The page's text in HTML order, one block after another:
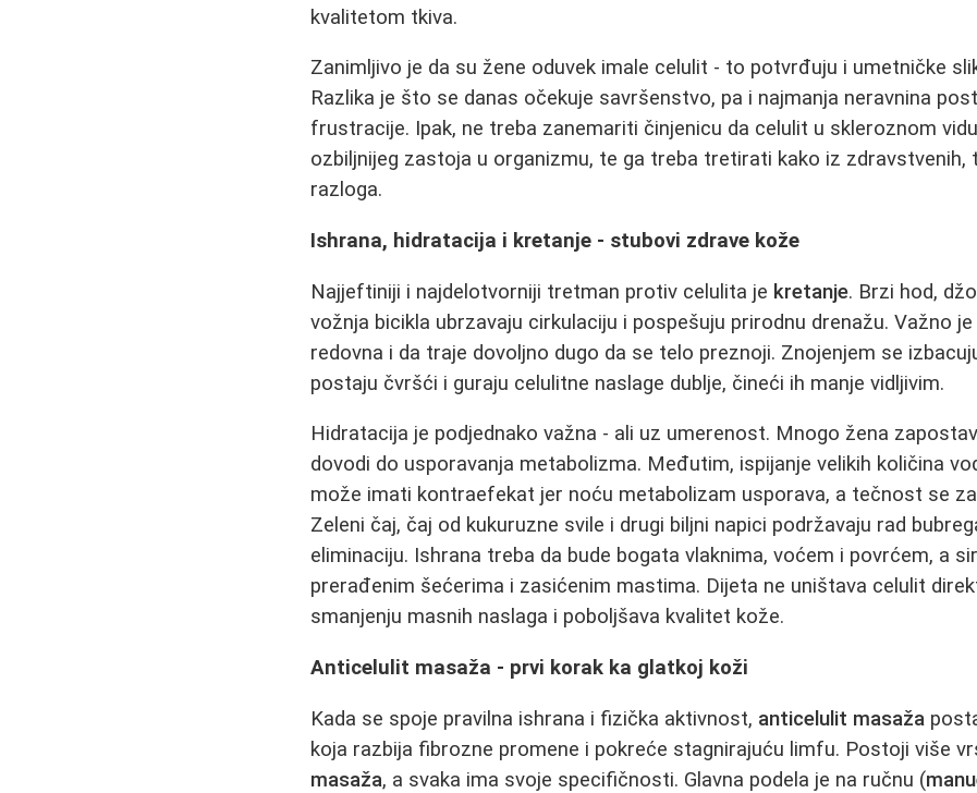
kvalitetom tkiva.
Zanimljivo je da su žene oduvek imale celulit - to potvrđuju i umetničke
Razlika je što se danas očekuje savršenstvo, pa i najmanja neravnina
frustracije. Ipak, ne treba zanemariti činjenicu da celulit u skleroznom
ozbiljnijeg zastoja u organizmu, te ga treba tretirati kako iz zdravstvenih,
razloga.
Ishrana, hidratacija i kretanje - stubovi zdrave kože
Najjeftiniji i najdelotvorniji tretman protiv celulita je kretanje. Brzi hod,
vožnja bicikla ubrzavaju cirkulaciju i pospešuju prirodnu drenažu. Važno
redovna i da traje dovoljno dugo da se telo preznoji. Znojenjem se
postaju čvršći i guraju celulitne naslage dublje, čineći ih manje vidljivim.
Hidratacija je podjednako važna - ali uz umerenost. Mnogo žena
dovodi do usporavanja metabolizma. Međutim, ispijanje velikih količina
može imati kontraefekat jer noću metabolizam usporava, a tečnost se
Zeleni čaj, čaj od kukuruzne svile i drugi biljni napici podržavaju rad
eliminaciju. Ishrana treba da bude bogata vlaknima, voćem i povrćem, a
prerađenim šećerima i zasićenim mastima. Dijeta ne uništava celulit
smanjenju masnih naslaga i poboljšava kvalitet kože.
Anticelulit masaža - prvi korak ka glatkoj koži
Kada se spoje pravilna ishrana i fizička aktivnost, anticelulit masaža
koja razbija fibrozne promene i pokreće stagnirajuću limfu. Postoji više
masaža, a svaka ima svoje specifičnosti. Glavna podela je na ručnu (